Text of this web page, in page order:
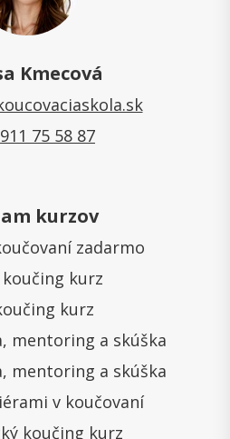
Kmecová
75 58 87
kurzov
zadarmo
koučing kurz
kurz
mentoring a skúška
mentoring a skúška
v koučovaní
koučing kurz